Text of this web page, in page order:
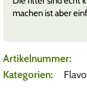
machen ist aber
Artikelnummer:
Kategorien: